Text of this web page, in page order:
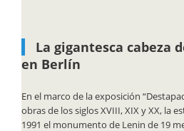
La gigantesca cabeza
en Berlín
En el marco de la exposición
obras de los siglos XVIII, XIX y XX, la
1991 el monumento de Lenin de 19